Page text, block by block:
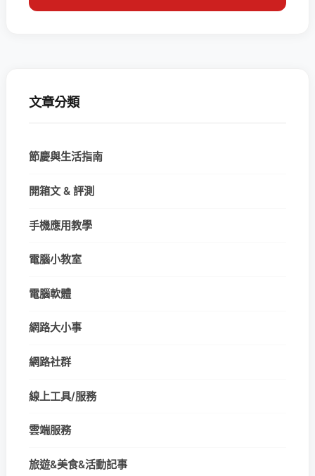
文章分類
節慶與生活指南
開箱文 & 評測
手機應用教學
電腦小教室
電腦軟體
網路大小事
網路社群
線上工具/服務
雲端服務
旅遊&美食&活動記事